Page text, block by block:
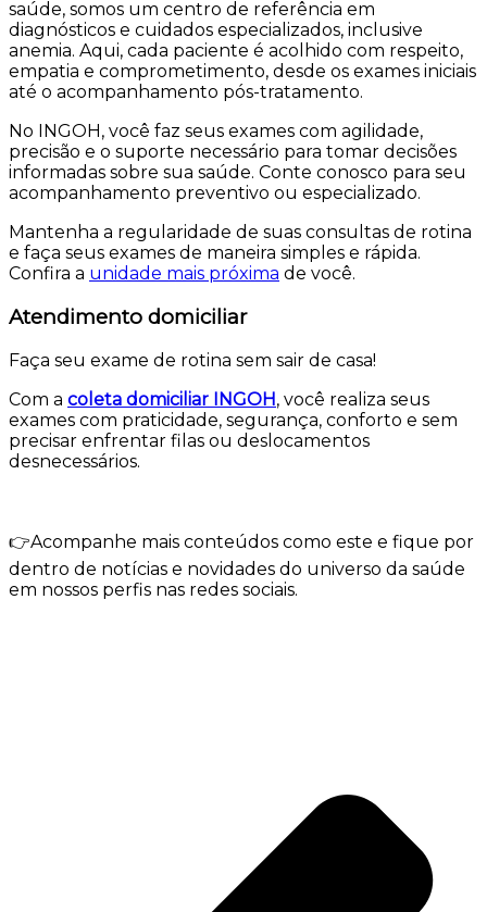
saúde, somos um centro de referência em
diagnósticos e cuidados especializados, inclusive
anemia. Aqui, cada paciente é acolhido com respeito,
empatia e comprometimento, desde os exames iniciais
até o acompanhamento pós-tratamento.
No INGOH, você faz seus exames com agilidade,
precisão e o suporte necessário para tomar decisões
informadas sobre sua saúde. Conte conosco para seu
acompanhamento preventivo ou especializado.
Mantenha a regularidade de suas consultas de rotina
e faça seus exames de maneira simples e rápida.
Confira a unidade mais próxima de você.
Atendimento domiciliar
Faça seu exame de rotina sem sair de casa!
Com a coleta domiciliar INGOH, você realiza seus
exames com praticidade, segurança, conforto e sem
precisar enfrentar filas ou deslocamentos
desnecessários.
👉Acompanhe mais conteúdos como este e fique por
dentro de notícias e novidades do universo da saúde
em nossos perfis nas redes sociais.